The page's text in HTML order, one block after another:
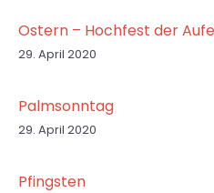
Ostern – Hochfest der
29. April 2020
Palmsonntag
29. April 2020
Pfingsten